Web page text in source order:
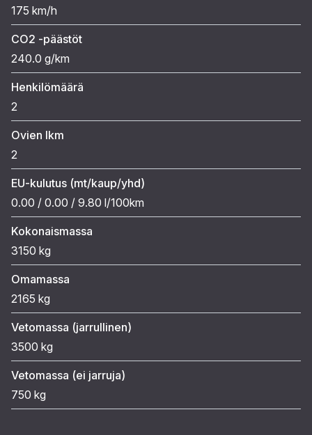
175 km/h
CO2 -päästöt
240.0 g/km
Henkilömäärä
2
Ovien lkm
2
EU-kulutus (mt/kaup/yhd)
0.00 / 0.00 / 9.80 l/100km
Kokonaismassa
3150 kg
Omamassa
2165 kg
Vetomassa (jarrullinen)
3500 kg
Vetomassa (ei jarruja)
750 kg